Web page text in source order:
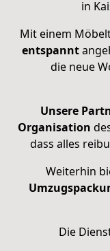
in
Mit einem
entspannt
die neue
Unsere
Organisation
dass alles
Weiterhin
Die